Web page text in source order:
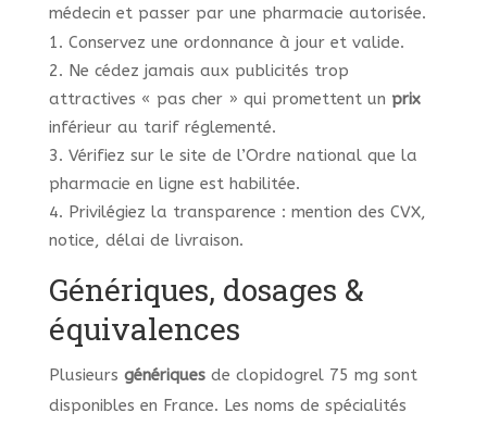
médecin et passer par une pharmacie autorisée.
Conservez une ordonnance à jour et valide.
Ne cédez jamais aux publicités trop
attractives « pas cher » qui promettent un prix
inférieur au tarif réglementé.
Vérifiez sur le site de l’Ordre national que la
pharmacie en ligne est habilitée.
Privilégiez la transparence : mention des CVX,
notice, délai de livraison.
Génériques, dosages &
équivalences
Plusieurs génériquesde clopidogrel 75 mg sont
disponibles en France. Les noms de spécialités